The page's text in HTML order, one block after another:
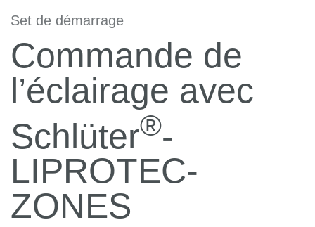
Set de démarrage
Commande de
l’éclairage avec
Schlüter®-
LIPROTEC-
ZONES